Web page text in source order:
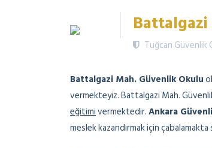
Tuğcan Güvenlik
Battalgazi Mah. Güvenlik Okulu
vermekteyiz. Battalgazi Mah.
eğitimivermektedir.Ankara
meslek kazandırmak için